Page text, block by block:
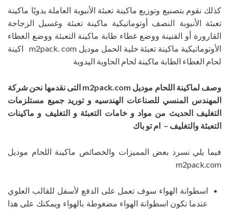
كذلك نقوم بتصنيع وتوزيع ماكينة تعبئة الأنبوبة العاملة يدويًا ماكينة
تعبئة الأنبوبة النصف أوتوماتيكية ماكينة تعبئة وغسيل الزجاجة
القارورة أو القنينة ووضع غطاء طابة ماكينة التعبئة ووضع الغطاء
الأوتوماتيكية ماكينة تعبئة خلية الحمل موديل m2pack. com اكينة
لحام الغطاء الطابة ماكينة لحام الحاوية اليدوية
وصف لماكينة اللحام موديل m2pack.com التى نقدمها نحن شركة
المهندس المنسي للصناعات الهندسيه و توريد جميع مستلزمات
التغليف الحديث من مواد و خامات التعبئة و التغليف و ماكينات
التعبئة والتغليف – ام تو باك
فيما يلي نسرد بعض المميزات والخصائص ماكينة اللحام موديل
m2pack.com
اسطوانة الهواء سوف تعمل على الدفع لأسفل للقالب العلوي
عندما تكون اسطوانة الهواء مضغوطة بالهواء ويمكنك على هذا